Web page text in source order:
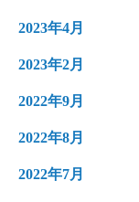
2023年4月
2023年2月
2022年9月
2022年8月
2022年7月